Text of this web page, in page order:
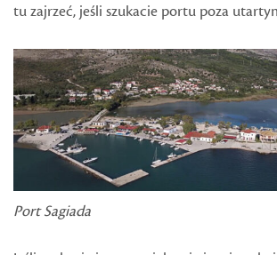
tu zajrzeć, jeśli szukacie portu poza
Port Sagiada